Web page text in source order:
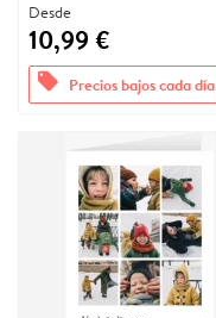
Desde
10,99 €
offers Precios bajos cada día